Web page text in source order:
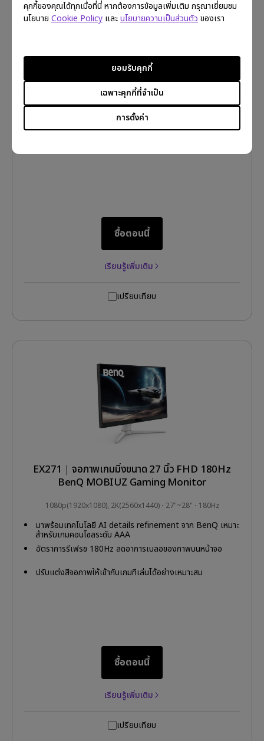
คุกกี้ของคุณได้ทุกเมื่อที่นี่ หากต้องการข้อมูลเพิ่มเติม กรุณาเยี่ยมชม
นโยบาย Cookie Policy และนโยบายความเป็นส่วนตัว ของเรา
การตั้งค่า
เฉพาะคุกกี้ที่จำเป็น
ยอมรับคุกกี้
BenQ MOBIUZ Gaming Monitor
120Hz, 144Hz, 60Hz, 220Hz
มาพร้อมเทคโนโลยี AI details refinement เหมาะสำหรับเกม
คอนโซลระดับ AAA
อัตราการรีเฟรช 220Hz ลดอาการเบลอของภาพบนหน้าจอ
ซื้อตอนนี้
เรียนรู้เพิ่มเติม
เปรียบเทียบ
EX271｜จอภาพเกมมิ่งขนาด 27 นิ้ว FHD 180Hz
BenQ MOBIUZ Gaming Monitor
1080p(1920x1080), 2K(2560x1440) 27"~28" 180Hz
มาพร้อมเทคโนโลยี AI details refinement จาก BenQ เหมาะ
สำหรับเกมคอนโซลระดับ AAA
อัตราการรีเฟรช 180Hz ลดอาการเบลอของภาพบนหน้าจอ
ปรับแต่งสีจอภาพให้เข้ากับเกมที่เล่นได้อย่างเหมาะสม
ซื้อตอนนี้
เรียนรู้เพิ่มเติม
เปรียบเทียบ